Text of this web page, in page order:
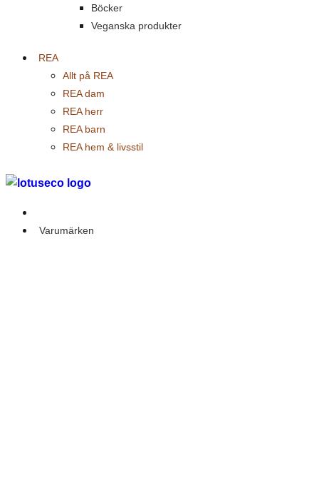
Böcker
Veganska produkter
REA
Allt på REA
REA dam
REA herr
REA barn
REA hem & livsstil
Varumärken